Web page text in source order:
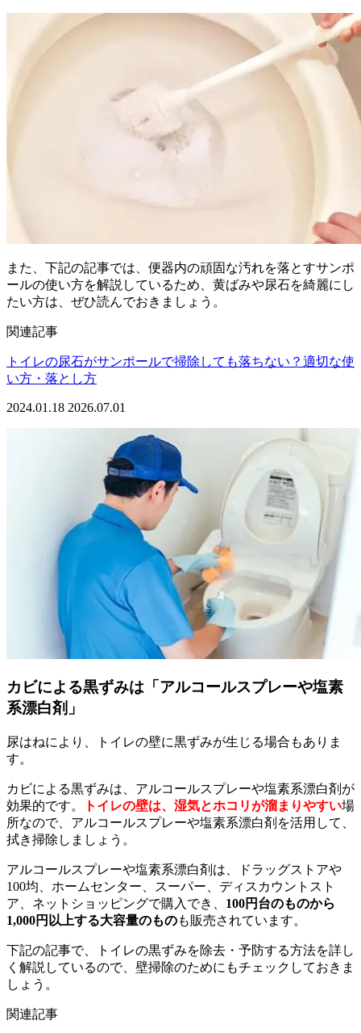
また、下記の記事では、便器内の頑固な汚れを落とすサンポ
ールの使い方を解説しているため、黄ばみや尿石を綺麗にし
たい方は、ぜひ読んでおきましょう。
関連記事
トイレの尿石がサンポールで掃除しても落ちない？適切な使
い方・落とし方
2024.01.18 2026.07.01
カビによる黒ずみは「アルコールスプレーや塩素
系漂白剤」
尿はねにより、トイレの壁に黒ずみが生じる場合もありま
す。
カビによる黒ずみは、アルコールスプレーや塩素系漂白剤が
効果的です。
トイレの壁は、湿気とホコリが溜まりやすい場
所なので、アルコールスプレーや塩素系漂白剤を活用して、
拭き掃除しましょう。
アルコールスプレーや塩素系漂白剤は、ドラッグストアや
100均、ホームセンター、スーパー、ディスカウントスト
ア、ネットショッピングで購入でき、 100円台のものから
1,000円以上する大容量のものも販売されています。
下記の記事で、トイレの黒ずみを除去・予防する方法を詳し
く解説しているので、壁掃除のためにもチェックしておきま
しょう。
関連記事